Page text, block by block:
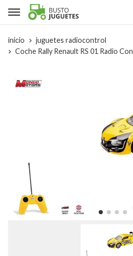
inicio
juguetes radiocontrol